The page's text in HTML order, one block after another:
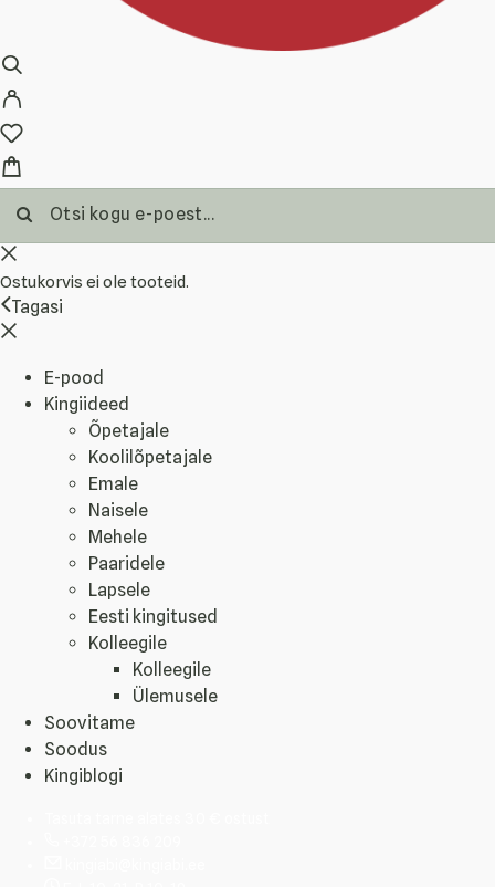
Ostukorvis ei ole tooteid.
Tagasi
E-pood
Kingiideed
Õpetajale
Koolilõpetajale
Emale
Naisele
Mehele
Paaridele
Lapsele
Eesti kingitused
Kolleegile
Kolleegile
Ülemusele
Soovitame
Soodus
Kingiblogi